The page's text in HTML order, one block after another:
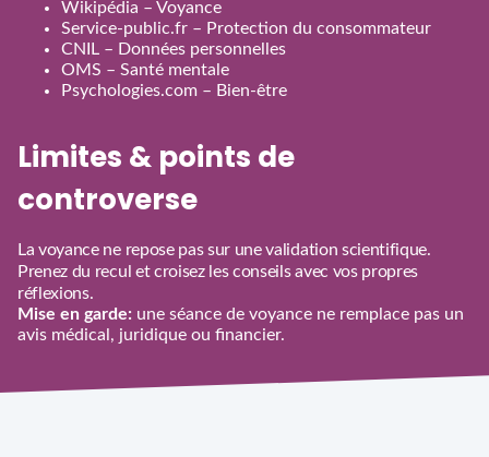
Wikipédia – Voyance
Service‑public.fr – Protection du consommateur
CNIL – Données personnelles
OMS – Santé mentale
Psychologies.com – Bien‑être
Limites & points de
controverse
La voyance ne repose pas sur une validation scientifique.
Prenez du recul et croisez les conseils avec vos propres
réflexions.
Mise en garde: une séance de voyance ne remplace pas un
avis médical, juridique ou financier.